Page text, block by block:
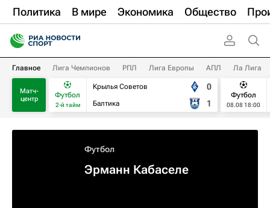
Политика В мире Экономика Общество
Главное Лига Чемпионов РПЛ Лига Европы АПЛ Ла Лига
Матч-
центр
Футбол
2-й тайм
Крылья Советов
Балтика
0
1
Футбол
08.08 18:00
Футбол
Эрманн Кабаселе